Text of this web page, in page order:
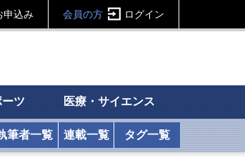
申込み 会員の方 ログイン
ーツ 医療・サイエンス
筆者一覧 連載一覧 タグ一覧